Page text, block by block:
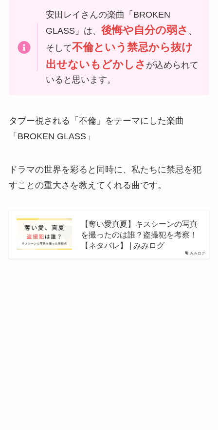
安田レイさんの楽曲「BROKEN
GLASS」は、後悔や自分の弱さ 、
そして不倫という禁忌から抜け
出せないもどかしさ が込められて
いると思います。
タブー視される「不倫」をテーマにした楽曲
「BROKEN GLASS」
ドラマの世界を彩ると同時に、私たちに禁忌を犯
すことの重大さを教えてくれる曲です。
みみログ
【奪い愛真夏】キスシーンの写真
を撮ったのは誰？盗撮犯を考察！
【ネタバレ】 | みみログ